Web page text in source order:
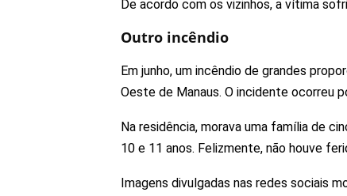
De acordo com os vizinhos, a vítima
Outro incêndio
Em junho, um incêndio de grandes
Oeste de Manaus. O incidente ocorreu
Na residência, morava uma família de
10 e 11 anos. Felizmente, não houve
Imagens divulgadas nas redes sociais